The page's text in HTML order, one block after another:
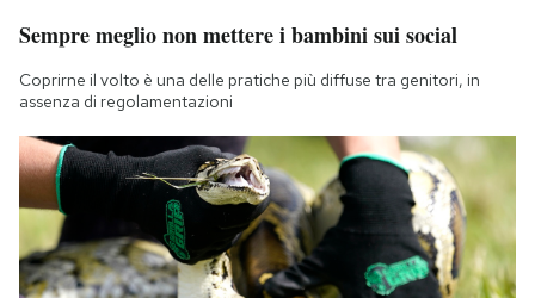
Sempre meglio non mettere i bambini sui social
Coprirne il volto è una delle pratiche più diffuse tra genitori, in
assenza di regolamentazioni